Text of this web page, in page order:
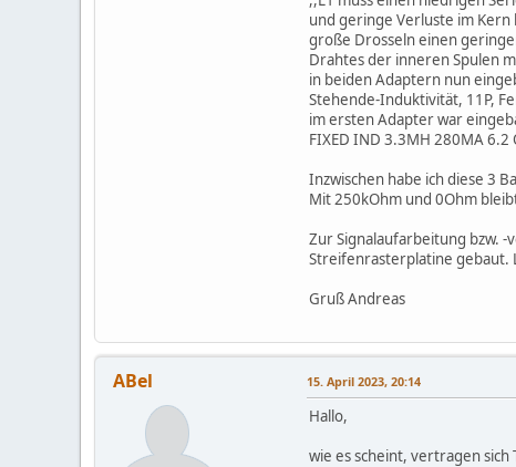
und geringe Verluste im
große Drosseln einen
Drahtes der inneren Spulen
in beiden Adaptern nun
Stehende-Induktivität, 11P,
im ersten Adapter war
FIXED IND 3.3MH 280MA 6.2
Inzwischen habe ich diese 3
Mit 250kOhm und 0Ohm
Zur Signalaufarbeitung bzw. -
Streifenrasterplatine gebaut.
Gruß Andreas
ABel 15. April 2023, 20:14
Hallo,
wie es scheint, vertragen